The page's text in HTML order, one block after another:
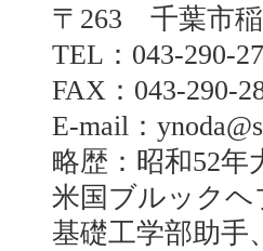
〒263 千葉市
TEL：043-290-
FAX：043-290-
E-mail：
略歴：昭和52年
米国ブルックヘ
基礎工学部助手